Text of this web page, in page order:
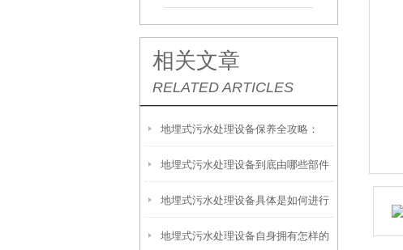
相关文章
RELATED ARTICLES
地埋式污水处理设备保养全攻略：
让“地下卫士”持续高效运转
地埋式污水处理设备到底由哪些部件
撑起？核心结构一文拆解
地埋式污水处理设备具体是如何进行
安装的呢？
地埋式污水处理设备自身拥有怎样的